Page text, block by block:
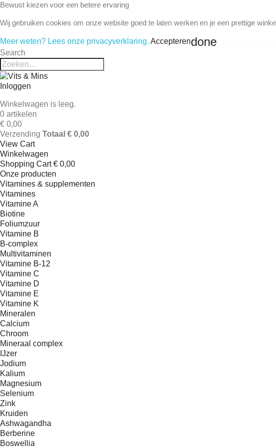
Bewust kiezen voor een betere ervaring
Wij gebruiken cookies om onze website goed te laten werken en je een prettige
Meer weten? Lees onze privacyverklaring. Accepterendone
Search
Inloggen
Winkelwagen is leeg.
0 artikelen
€ 0,00
Verzending Totaal € 0,00
View Cart
Winkelwagen
Shopping Cart € 0,00
Onze producten
Vitamines & supplementen
Vitamines
Vitamine A
Biotine
Foliumzuur
Vitamine B
B-complex
Multivitaminen
Vitamine B-12
Vitamine C
Vitamine D
Vitamine E
Vitamine K
Mineralen
Calcium
Chroom
Mineraal complex
IJzer
Jodium
Kalium
Magnesium
Selenium
Zink
Kruiden
Ashwagandha
Berberine
Boswellia